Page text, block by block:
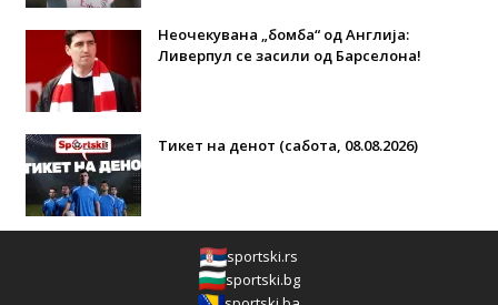
Неочекувана „бомба“ од Англија:
Ливерпул се засили од Барселона!
Тикет на денот (сабота, 08.08.2026)
sportski.rs
sportski.bg